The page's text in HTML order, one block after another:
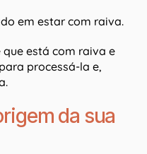
em estar com raiva.
está com raiva e
processá-la e,
da sua